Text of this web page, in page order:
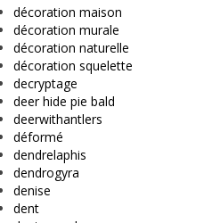
décoration maison
décoration murale
décoration naturelle
décoration squelette
decryptage
deer hide pie bald
deerwithantlers
déformé
dendrelaphis
dendrogyra
denise
dent